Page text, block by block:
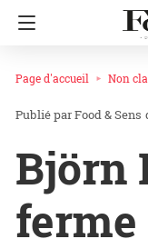
Page d'accueil Non
Food & Sens
Björn
ferme